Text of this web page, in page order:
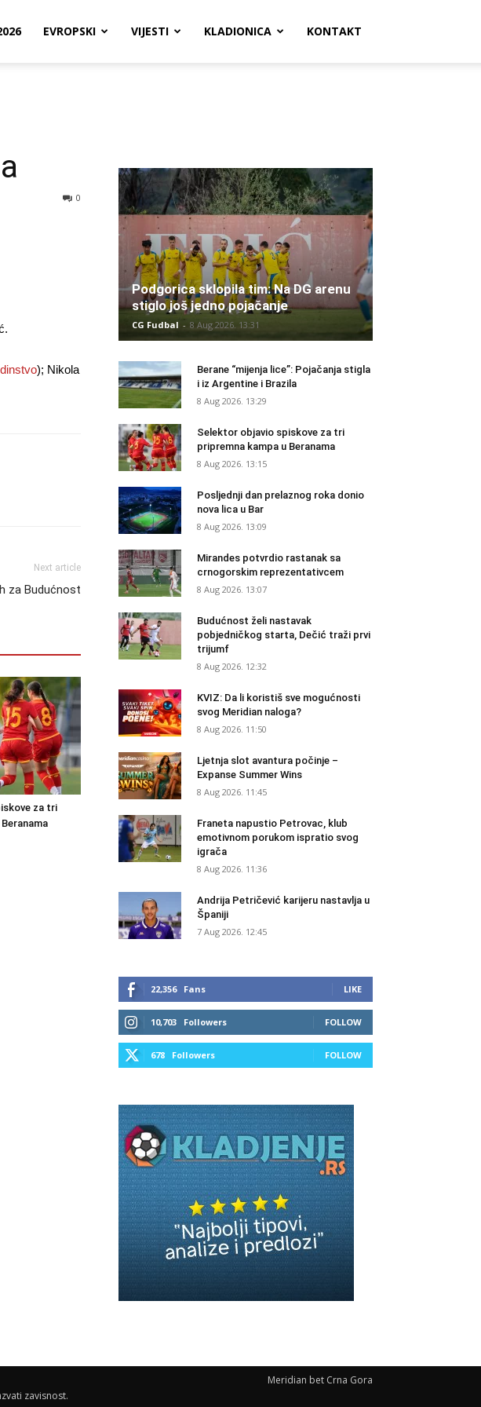
EVROPSKI VIJESTI KLADIONICA KONTAKT
0
); Nikola
Next article
za Budućnost
za tri
Podgorica sklopila tim: Na DG arenu
stiglo još jedno pojačanje
CG Fudbal - 8 Aug 2026. 13:31
Berane “mijenja lice”: Pojačanja stigla
i iz Argentine i Brazila
8 Aug 2026. 13:29
Selektor objavio spiskove za tri
pripremna kampa u Beranama
8 Aug 2026. 13:15
Posljednji dan prelaznog roka donio
nova lica u Bar
8 Aug 2026. 13:09
Mirandes potvrdio rastanak sa
crnogorskim reprezentativcem
8 Aug 2026. 13:07
Budućnost želi nastavak
pobjedničkog starta, Dečić traži prvi
trijumf
8 Aug 2026. 12:32
KVIZ: Da li koristiš sve mogućnosti
svog Meridian naloga?
8 Aug 2026. 11:50
Ljetnja slot avantura počinje –
Expanse Summer Wins
8 Aug 2026. 11:45
Franeta napustio Petrovac, klub
emotivnom porukom ispratio svog
igrača
8 Aug 2026. 11:36
Andrija Petričević karijeru nastavlja u
Španiji
7 Aug 2026. 12:45
22,356 Fans LIKE
10,703 Followers FOLLOW
678 Followers FOLLOW
Meridian bet Crna Gora
zavisnost.